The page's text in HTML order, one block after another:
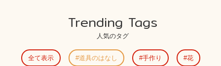
Trending Tags
人気のタグ
全て表示 道具のはなし 手作り 花